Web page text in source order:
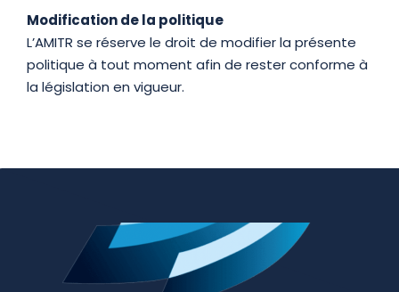
Modification de la politique
L’AMITR se réserve le droit de modifier la présente
politique à tout moment afin de rester conforme à
la législation en vigueur.